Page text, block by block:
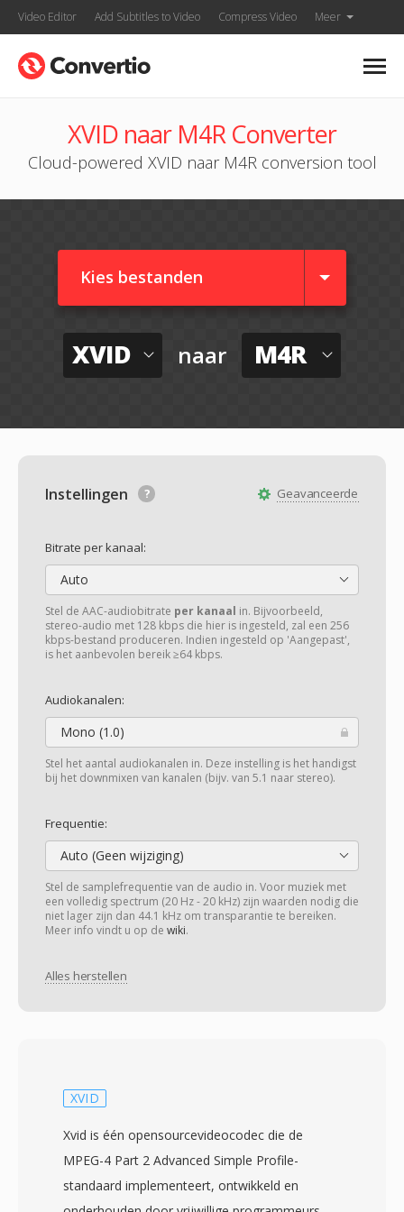
Video Editor Add Subtitles to Video Compress Video Meer
XVID naar M4R Converter
Cloud-powered XVID naar M4R conversion tool
Kies bestanden
XVID naar M4R
Geavanceerde
Instellingen
Bitrate per kanaal:
Auto
Stel de AAC-audiobitrate per kanaal in. Bijvoorbeeld,
stereo-audio met 128 kbps die hier is ingesteld, zal een 256
kbps-bestand produceren. Indien ingesteld op 'Aangepast',
is het aanbevolen bereik ≥64 kbps.
Audiokanalen:
Mono (1.0)
Stel het aantal audiokanalen in. Deze instelling is het handigst
bij het downmixen van kanalen (bijv. van 5.1 naar stereo).
Frequentie:
Auto (Geen wijziging)
Stel de samplefrequentie van de audio in. Voor muziek met
een volledig spectrum (20 Hz - 20 kHz) zijn waarden nodig die
niet lager zijn dan 44.1 kHz om transparantie te bereiken.
Meer info vindt u op de wiki.
Alles herstellen
XVID
Xvid is één opensourcevideocodec die de
MPEG-4 Part 2 Advanced Simple Profile-
standaard implementeert, ontwikkeld en